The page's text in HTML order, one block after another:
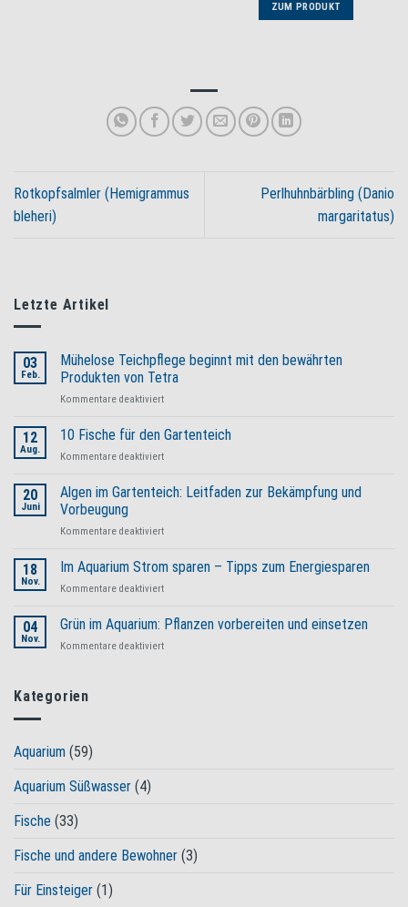
ZUM PRODUKT
Rotkopfsalmler (Hemigrammus
bleheri)
Perlhuhnbärbling (Danio
margaritatus)
Letzte Artikel
03
Feb.
Mühelose Teichpflege beginnt mit den bewährten
Produkten von Tetra
Kommentare deaktiviertfür
Teichpflege
mit
bewährten
Tetra
12
Aug.
10 Fische für den Gartenteich
Kommentare deaktiviertfür
Fische
Gartenteich
20
Juni
Algen im Gartenteich: Leitfaden zur Bekämpfung und
Vorbeugung
Kommentare deaktiviertfür
im
Gartenteich:
Leitfaden
Bekämpfung
18
Nov.
Im Aquarium Strom sparen – Tipps zum Energiesparen
Kommentare deaktiviertfür
Aquarium
sparen
04
Nov.
Grün im Aquarium: Pflanzen vorbereiten und einsetzen
Kommentare deaktiviertfür
Kategorien
Aquarium (59)
Aquarium Süßwasser (4)
Fische (33)
Fische und andere Bewohner (3)
Für Einsteiger (1)